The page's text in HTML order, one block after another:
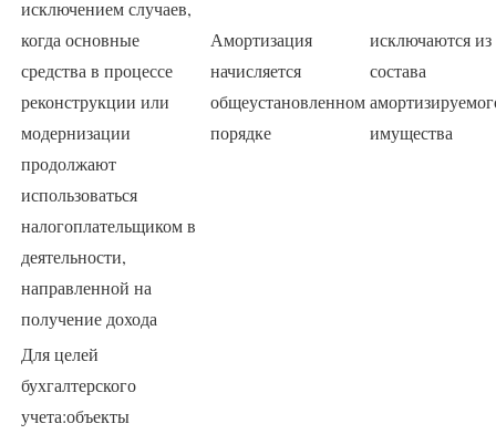
исключением случаев,
когда основные
средства в процессе
реконструкции или
модернизации
продолжают
использоваться
налогоплательщиком в
деятельности,
направленной на
получение дохода
Амортизация
начисляется
общеустановленном
порядке
исключаются из
состава
имущества
Для целей
бухгалтерского
учета:объекты